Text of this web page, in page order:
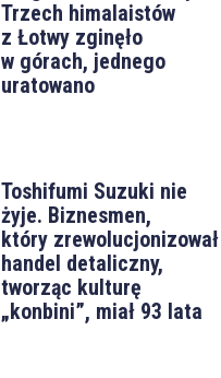
Trzech himalaistów
z Łotwy zginęło
w górach, jednego
uratowano
Toshifumi Suzuki nie
żyje. Biznesmen,
który zrewolucjonizował
handel detaliczny,
tworząc kulturę
„konbini”, miał 93 lata